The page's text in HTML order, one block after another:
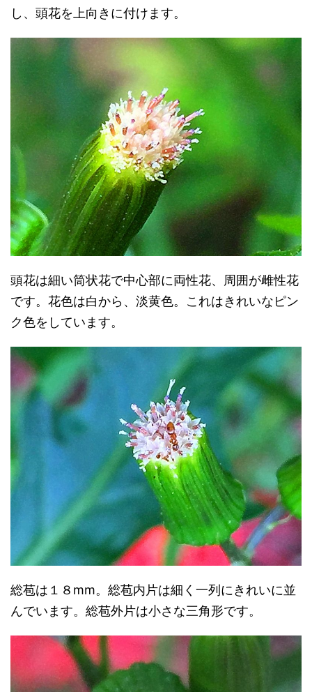
し、頭花を上向きに付けます。
頭花は細い筒状花で中心部に両性花、周囲が雌性花
です。花色は白から、淡黄色。これはきれいなピン
ク色をしています。
総苞は１８mm。総苞内片は細く一列にきれいに並
んでいます。総苞外片は小さな三角形です。